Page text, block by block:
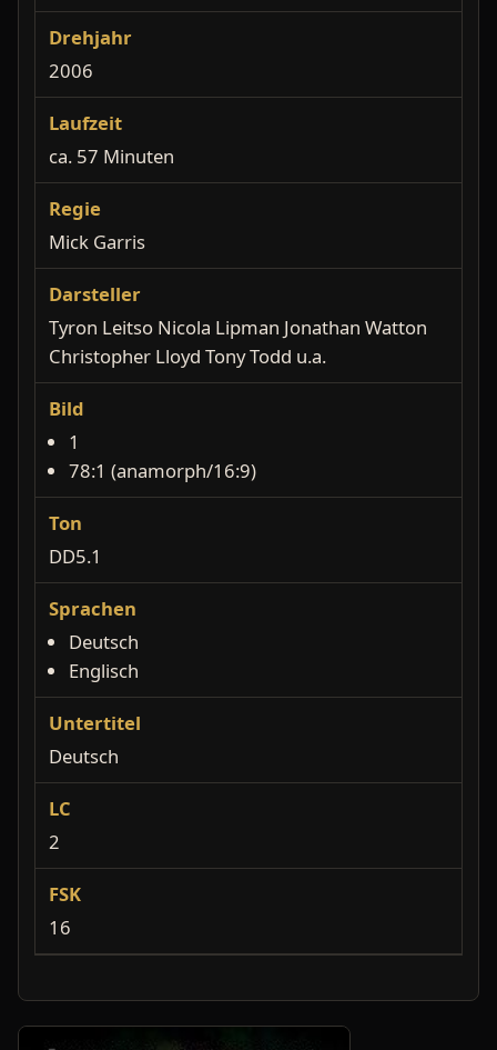
Drehjahr
2006
Laufzeit
ca. 57 Minuten
Regie
Mick Garris
Darsteller
Tyron Leitso Nicola Lipman Jonathan Watton
Christopher Lloyd Tony Todd u.a.
Bild
1
78:1 (anamorph/16:9)
Ton
DD5.1
Sprachen
Deutsch
Englisch
Untertitel
Deutsch
LC
2
FSK
16